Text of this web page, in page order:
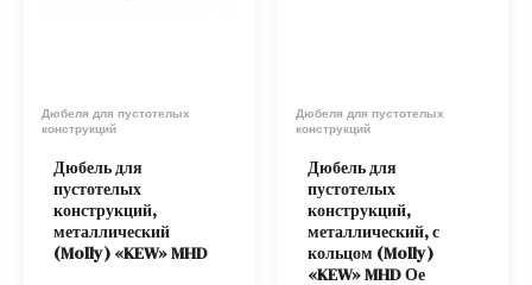
Дюбеля для пустотелых
конструкций
Дюбель для
пустотелых
конструкций,
металлический
(Molly) «KEW» MHD
Дюбеля для пустотелых
конструкций
Дюбель для
пустотелых
конструкций,
металлический, с
кольцом (Molly)
«KEW» MHD Ое